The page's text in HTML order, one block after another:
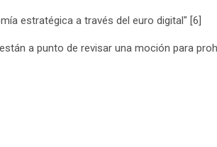
estratégica a través del euro digital" [6]
a punto de revisar una moción para